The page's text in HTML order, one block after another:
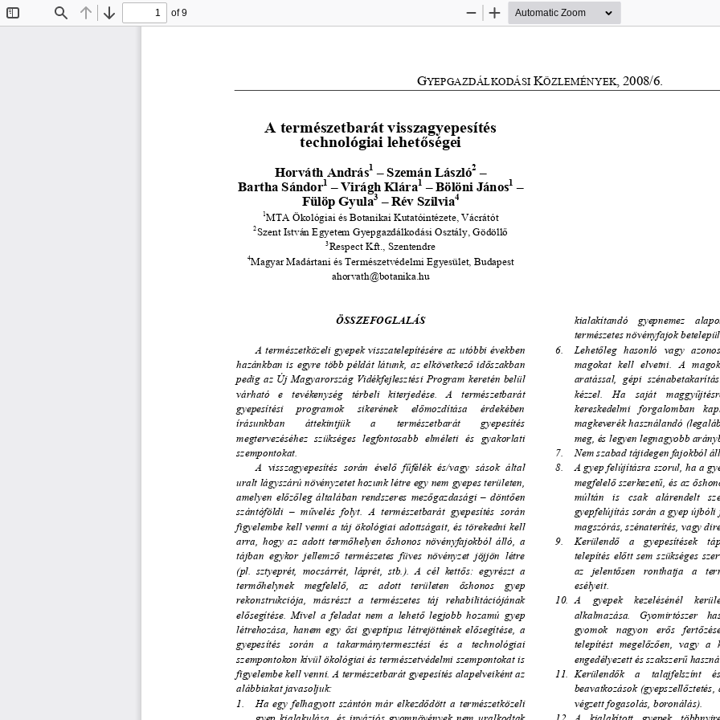
Find Previous
Next
of 9
Zoom
Zoom
GYEPGAZDÁLKODÁSI KÖZLEMÉNYEK 2008/6.
A természetbarát visszagyepesítés
technológiai lehetőségei
Horváth András1 – Szemán László2 –
Bartha Sándor1 – Virágh Klára1 – Bölöni János1 –
Fülöp Gyula3 – Rév Szilvia4
1MTA Ökológiai és Botanikai Kutatóintézete, Vácrátót
2Szent István Egyetem Gyepgazdálkodási Osztály, Gödöllő
3Respect Kft., Szentendre
4Magyar Madártani és Természetvédelmi Egyesület, Budapest
ahorvath@botanika.hu
ÖSSZEFOGLALÁS
A  természetközeli  gyepek  visszatelepítésére  az  utóbbi  években
hazánkban  is  egyre  több  példát  látunk,  az  elkövetkező
  id
őszakban
pedig az Új Magyarország Vidékfejlesztési Program keretén belül
várható   e   tevékenység   térbeli   kiterjedése.   A   természetbarát
gyepesítési     programok     sikerének     előmozdítása     érdekében
írásunkban        áttekintjük        a        természetbarát        gyepesítés
megtervezéséhez  szükséges  legfontosabb  elméleti  és  gyakorlati
szempontokat.
A  visszagyepesítés  során  évelő fűfélék  és/vagy  sások  által
uralt lágyszárú növényzetet hozunk létre egy nem gyepes területen,
amelyen  előzőleg  általában  rendszeres  mezőgazdasági  –  döntően
szántóföldi  –  művelés  folyt.  A  természetbarát  gyepesítés  során
figyelembe kell venni a táj ökológiai adottságait, és törekedni kell
arra,  hogy  az  adott  termőhelyen őshonos  növényfajokból  álló,  a
tájban  egykor  jellemző
  természetes  füves  növényzet  jöjjön  létre
(pl.  sztyeprét,  mocsárrét,  láprét,  stb.).  A  cél  kettős:  egyrészt  a
termőhelynek    megfelelő,    az    adott    területen őshonos    gyep
rekonstrukciója,   másrészt   a   természetes   táj   rehabilitációjának
elősegítése.  Mivel  a  feladat  nem  a  lehető
  legjobb  hozamú  gyep
létrehozása,  hanem  egy ősi  gyeptípus  létrejöttének  elősegítése,  a
gyepesítés   során   a   takarmánytermesztési   és   a   technológiai
szempontokon kívül ökológiai és természetvédelmi szempontokat is
figyelembe kell venni. A természetbarát gyepesítés alapelveiként az
alábbiakat javasoljuk:
1.     Ha  egy  felhagyott  szántón  már  elkezdődött  a  természetközeli
gyep  kialakulása,  és  inváziós  gyomnövények  nem  uralkodtak
kialakítandó    gyepnemez    ala
természetes növényfajok
6.    Lehetőleg   hasonló   vagy
magokat   kell   elvetni.   A
aratással,  gépi
kézzel.    Ha    saját    maggyű
kereskedelmi   forgalomban
magkeverék használandó
meg, és legyen legnagyobb
7.    Nem szabad tájidegen fajokból
8.    A gyep felújításra szorul, ha a
megfelelő szerkezetű , és az ő
múltán   is   csak   alárendelt
gyepfelújítás során a gyep újbóli
magszórás, szénaterítés, vagy
9.    Kerülendő
a    gyepesítések
telepítés  előtt  sem  szükséges
az   jelentősen   ronthatja   a
esélyeit.
10.    A    gyepek    kezelésénél
alkalmazása.   Gyomirtószer
gyomok   nagyon   erős   fertő
telepítést  megelőzően,  vagy  a
engedélyezett és szakszerű
11.  Kerülendők    a    talajfelszínt
beavatkozások  (gyepszellőztetés,
végzett fogasolás, boronálás).
12.   A   kialakított   gyepek